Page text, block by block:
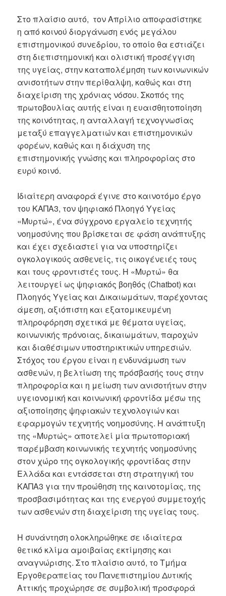
Στο πλαίσιο αυτό, τον Απρίλιο αποφασίστηκε
η από κοινού διοργάνωση ενός μεγάλου
επιστημονικού συνεδρίου, το οποίο θα εστιάζει
στη διεπιστημονική και ολιστική προσέγγιση
της υγείας, στην καταπολέμηση των κοινωνικών
ανισοτήτων στην περίθαλψη, καθώς και στη
διαχείριση της χρόνιας νόσου. Σκοπός της
πρωτοβουλίας αυτής είναι η ευαισθητοποίηση
της κοινότητας, η ανταλλαγή τεχνογνωσίας
μεταξύ επαγγελματιών και επιστημονικών
φορέων, καθώς και η διάχυση της
επιστημονικής γνώσης και πληροφορίας στο
ευρύ κοινό.
Ιδιαίτερη αναφορά έγινε στο καινοτόμο έργο
του ΚΑΠΑ3, τον ψηφιακό Πλοηγό Υγείας
«Μυρτώ», ένα σύγχρονο εργαλείο τεχνητής
νοημοσύνης που βρίσκεται σε φάση ανάπτυξης
και έχει σχεδιαστεί για να υποστηρίζει
ογκολογικούς ασθενείς, τις οικογένειές τους
και τους φροντιστές τους. Η «Μυρτώ» θα
λειτουργεί ως ψηφιακός βοηθός (Chatbot) και
Πλοηγός Υγείας και Δικαιωμάτων, παρέχοντας
άμεση, αξιόπιστη και εξατομικευμένη
πληροφόρηση σχετικά με θέματα υγείας,
κοινωνικής πρόνοιας, δικαιωμάτων, παροχών
και διαθέσιμων υποστηρικτικών υπηρεσιών.
Στόχος του έργου είναι η ενδυνάμωση των
ασθενών, η βελτίωση της πρόσβασής τους στην
πληροφορία και η μείωση των ανισοτήτων στην
υγειονομική και κοινωνική φροντίδα μέσω της
αξιοποίησης ψηφιακών τεχνολογιών και
εφαρμογών τεχνητής νοημοσύνης. Η ανάπτυξη
της «Μυρτώς» αποτελεί μία πρωτοποριακή
παρέμβαση κοινωνικής τεχνητής νοημοσύνης
στον χώρο της ογκολογικής φροντίδας στην
Ελλάδα και εντάσσεται στη στρατηγική του
ΚΑΠΑ3 για την προώθηση της καινοτομίας, της
προσβασιμότητας και της ενεργού συμμετοχής
των ασθενών στη διαχείριση της υγείας τους.
Η συνάντηση ολοκληρώθηκε σε ιδιαίτερα
θετικό κλίμα αμοιβαίας εκτίμησης και
αναγνώρισης. Στο πλαίσιο αυτό, το Τμήμα
Εργοθεραπείας του Πανεπιστημίου Δυτικής
Αττικής προχώρησε σε συμβολική προσφορά